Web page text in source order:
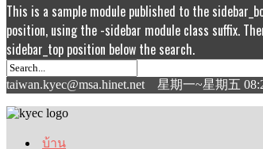
This is a sample module published to the
position, using the -sidebar module class suffix.
sidebar_top position below the search.
taiwan.kyec@msa.hinet.net 星期一~星期五
บ้าน